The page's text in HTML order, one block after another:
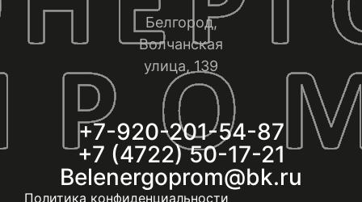
Белгород,
Волчанская
улица, 139
+7-920-201-54-87
+7 (4722) 50-17-21
Belenergoprom@bk.ru
Политика конфиденциальности